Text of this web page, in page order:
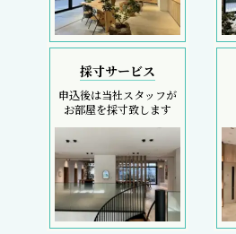
採寸サービス
申込後は当社スタッフが
お部屋を採寸致します